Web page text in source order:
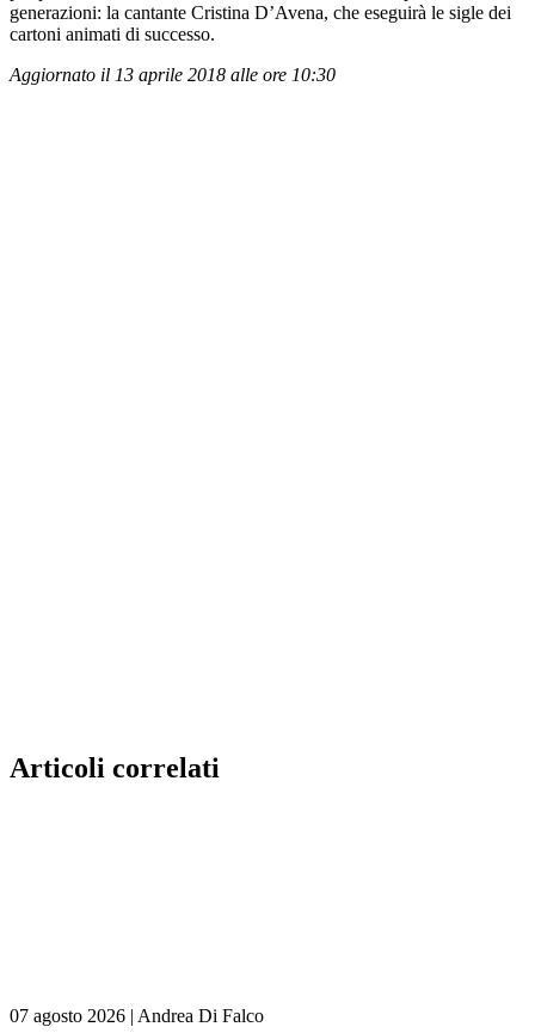
generazioni: la cantante Cristina D’Avena, che eseguirà le sigle dei
cartoni animati di successo.
Aggiornato il 13 aprile 2018 alle ore 10:30
Articoli correlati
07 agosto 2026 | Andrea Di Falco